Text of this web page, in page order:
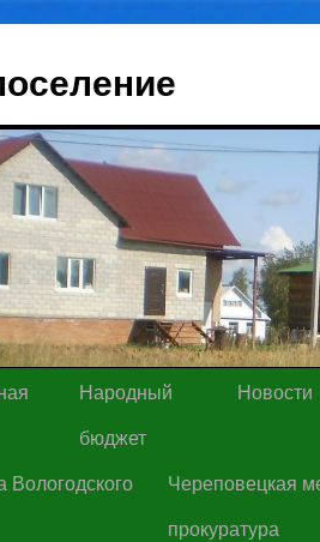
Народный
бюджет
Новости
Вологодского
Череповецкая
прокуратура